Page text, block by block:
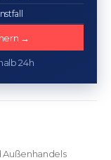
→
24h
Außenhandels